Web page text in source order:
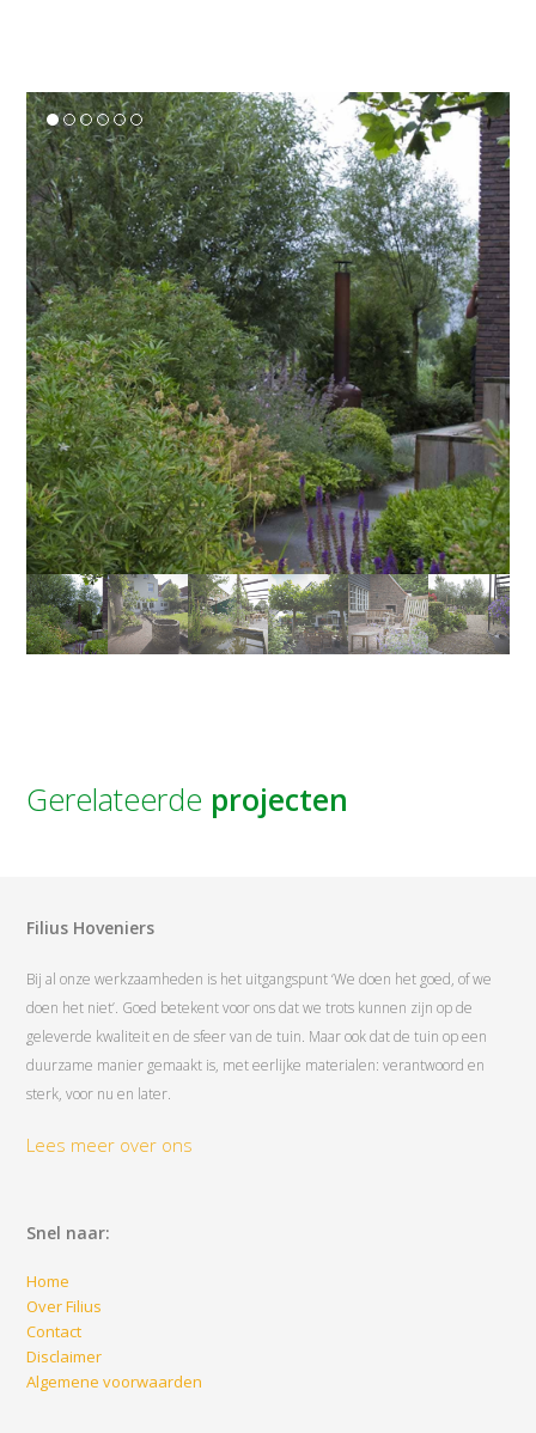
Gerelateerde projecten
Filius Hoveniers
Bij al onze werkzaamheden is het uitgangspunt ‘We doen het goed, of we
doen het niet’. Goed betekent voor ons dat we trots kunnen zijn op de
geleverde kwaliteit en de sfeer van de tuin. Maar ook dat de tuin op een
duurzame manier gemaakt is, met eerlijke materialen: verantwoord en
sterk, voor nu en later.
Lees meer over ons
Snel naar:
Home
Over Filius
Contact
Disclaimer
Algemene voorwaarden